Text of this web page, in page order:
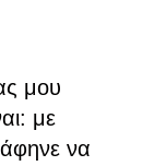
μου
με
να